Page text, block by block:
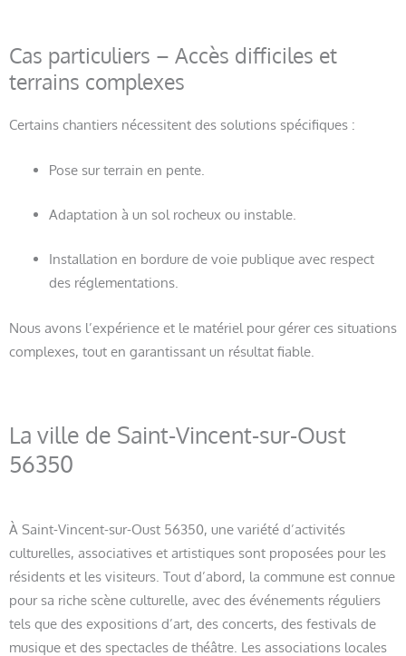
Cas particuliers – Accès difficiles et
terrains complexes
Certains chantiers nécessitent des solutions spécifiques :
Pose sur terrain en pente.
Adaptation à un sol rocheux ou instable.
Installation en bordure de voie publique avec respect
des réglementations.
Nous avons l’expérience et le matériel pour gérer ces situations
complexes, tout en garantissant un résultat fiable.
La ville de Saint-Vincent-sur-Oust
56350
À Saint-Vincent-sur-Oust 56350, une variété d’activités
culturelles, associatives et artistiques sont proposées pour les
résidents et les visiteurs. Tout d’abord, la commune est connue
pour sa riche scène culturelle, avec des événements réguliers
tels que des expositions d’art, des concerts, des festivals de
musique et des spectacles de théâtre. Les associations locales